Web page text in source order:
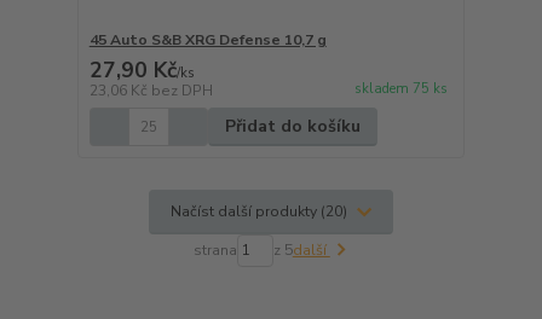
45 Auto S&B XRG Defense 10,7 g
27,90 Kč/ks
23,06 Kč bez DPH skladem 75 ks
Přidat do košíku
Načíst další produkty (20)
strana z 5další